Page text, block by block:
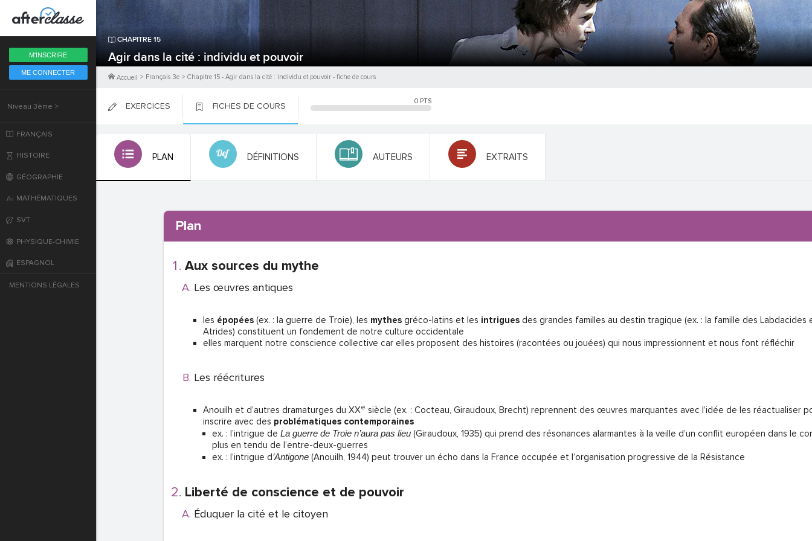
CHAPITRE 15
Agir dans la cité : individu et pouvoir
Accueil > Français 3e > Chapitre 15 - Agir dans la cité : individu et pouvoir - fiche de cours
EXERCICES FICHES DE COURS 0 PTS
PLAN DÉFINITIONS AUTEURS EXTRAITS
Plan
Aux sources du mythe
Les œuvres antiques
les épopées(ex. : la guerre de Troie), les mythesgréco-latins et les intriguesdes grandes familles au destin tragique (ex. : la famille des Labdacides
Atrides) constituent un fondement de notre culture occidentale
elles marquent notre conscience collective car elles proposent des histoires (racontées ou jouées) qui nous impressionnent et nous font réfléchir
Les réécritures
Anouilh et d’autres dramaturges du XXe siècle (ex. : Cocteau, Giraudoux, Brecht) reprennent des œuvres marquantes avec l’idée de les réactualiser
inscrire avec des problématiques contemporaines
ex. : l’intrigue de La guerre de Troie n’aura pas lieu(Giraudoux, 1935) qui prend des résonances alarmantes à la veille d’un conflit européen dans le
plus en tendu de l’entre-deux-guerres
ex. : l’intrigue d’Antigone (Anouilh, 1944) peut trouver un écho dans la France occupée et l’organisation progressive de la Résistance
Liberté de conscience et de pouvoir
Éduquer la cité et le citoyen
M'INSCRIRE
ME CONNECTER
Niveau 3ème >
FRANÇAIS
HISTOIRE
GÉOGRAPHIE
MATHÉMATIQUES
SVT
PHYSIQUE-CHIMIE
ESPAGNOL
MENTIONS LÉGALES
Fermer
6ème
5ème
Première